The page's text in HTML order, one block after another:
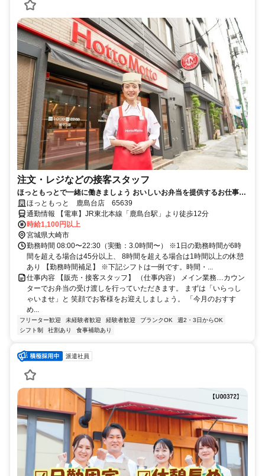
注文・レジなどの接客スタッフ
ほっともっとで一緒に働きましょう おいしいお弁当を提供するお仕事で
す ほっともっと 鹿島台店 65639
通勤情報 【電車】JR東北本線「鹿島台駅」より徒歩12分
時給1,100円以上
宮城県大崎市
勤務時間 08:00〜22:30（実働：3.0時間〜） ※1日の勤務時間が6時
間を超える場合は45分以上、 8時間を超える場合は1時間以上の休憩
あり 【勤務時間補足】 ※下記シフトは一例です。時間・...
仕事内容 【販売・接客スタッフ】 （仕事内容） メイン業務…カウン
ターでお弁当の受け渡しを行っていただきます。 まずは「いらっし
ゃいませ」と 笑顔でお客様をお迎えしましょう。 「今月のおすす
め...
フリーター歓迎 未経験者歓迎 経験者歓迎 ブランクOK
週2・3日からOK
シフト制
社割あり 食事補助あり
派遣社員